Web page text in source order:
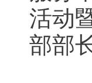
活动
部部